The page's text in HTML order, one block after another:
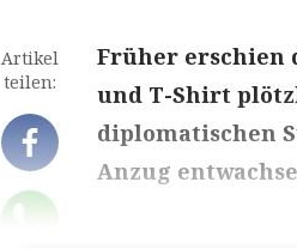
Artikel
teilen:
Früher erschien
und T-Shirt
diplomatischen
Anzug